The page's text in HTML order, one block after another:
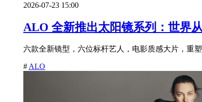
2026-07-23 15:00
ALO 全新推出太阳镜系列：世界
六款全新镜型，六位标杆艺人，电影质感大片，重塑
#ALO